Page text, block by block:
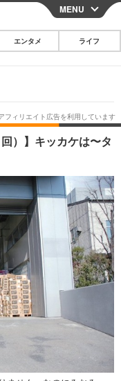
CLOSE
ガジェット・ツール
韓国・芸能
スポーツ
ブログ
その他
グルメ
ショッピング
MENU
エンタメ ライフ
）】キッカケは〜タ